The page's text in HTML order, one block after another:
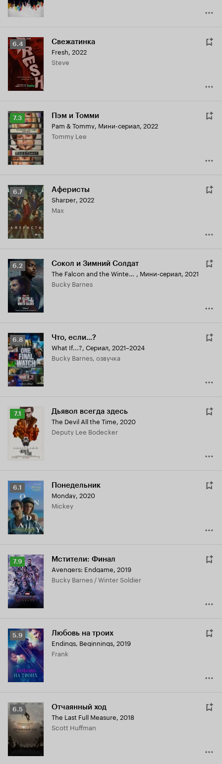
Рейтинг
Кинопоиска
6.4
6.4 Свежатинка
Fresh, 2022
Steve
Рейтинг
Кинопоиска
7.3
7.3 Пэм и Томми
Pam & Tommy, Мини-сериал, 2022
Tommy Lee
Рейтинг
Кинопоиска
6.7
6.7 Аферисты
Sharper, 2022
Max
Рейтинг
Кинопоиска
6.2
6.2 Сокол и Зимний Солдат
The Falcon and the Winter Soldier , Мини-сериал, 2021
Bucky Barnes
Рейтинг
Кинопоиска
6.8
6.8 Что, если...?
What If...?, Сериал, 2021–2024
Bucky Barnes, озвучка
Рейтинг
Кинопоиска
7.1
7.1 Дьявол всегда здесь
The Devil All the Time, 2020
Deputy Lee Bodecker
Рейтинг
Кинопоиска
6.1
6.1 Понедельник
Monday, 2020
Mickey
Рейтинг
Кинопоиска
7.9
7.9 Мстители: Финал
Avengers: Endgame, 2019
Bucky Barnes / Winter Soldier
Рейтинг
Кинопоиска
5.9
5.9 Любовь на троих
Endings, Beginnings, 2019
Frank
Рейтинг
Кинопоиска
6.5
6.5 Отчаянный ход
The Last Full Measure, 2018
Scott Huffman